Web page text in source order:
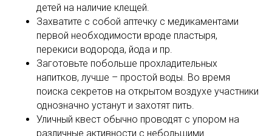
детей на наличие клещей.
Захватите с собой аптечку с медикаментами
первой необходимости вроде пластыря,
перекиси водорода, йода и пр.
Заготовьте побольше прохладительных
напитков, лучше – простой воды. Во время
поиска секретов на открытом воздухе участники
однозначно устанут и захотят пить.
Уличный квест обычно проводят с упором на
различные активности с небольшими